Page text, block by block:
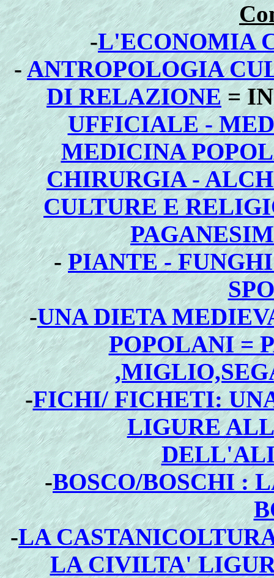
-L'ECONOMIA
-ANTROPOLOGIA
DI RELAZIONE=
UFFICIALE -
MEDICINA
CHIRURGIA -
CULTURE E
-PIANTE -
-UNA DIETA
POPOLANI =
-FICHI/ FICHETI:
LIGURE
-BOSCO/BOSCHI :
-LA
LA CIVILTA'